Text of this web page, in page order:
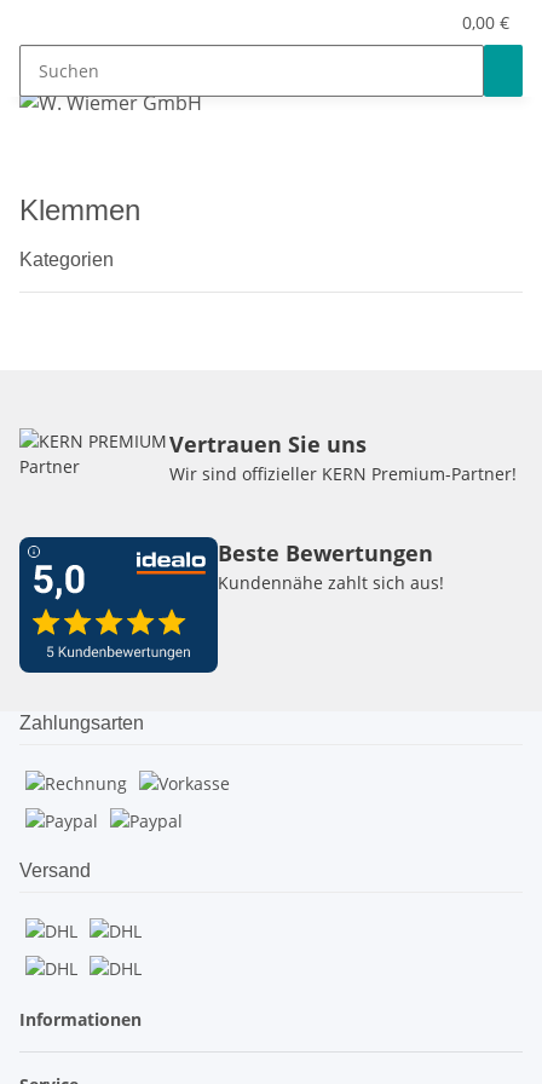
0,00 €
Klemmen
Kategorien
Vertrauen Sie uns
Wir sind offizieller KERN Premium-Partner!
Beste Bewertungen
Kundennähe zahlt sich aus!
Zahlungsarten
Versand
Informationen